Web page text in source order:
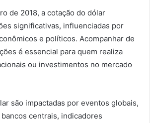
de 2018, a cotação do dólar
significativas, influenciadas por
e políticos. Acompanhar de
é essencial para quem realiza
ou investimentos no mercado
são impactadas por eventos globais,
centrais, indicadores